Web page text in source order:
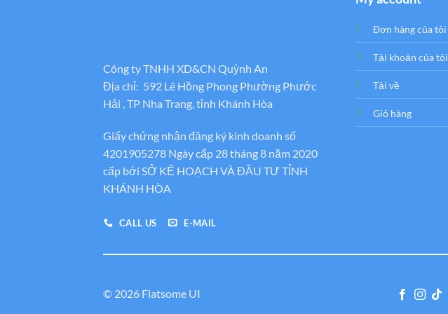
Công ty TNHH XD&CN Quỳnh An
Địa chỉ: 592 Lê Hồng Phong Phường Phước
Hải , TP Nha Trang, tỉnh Khánh Hòa
Giấy chứng nhận đăng ký kinh doanh số
4201905278 Ngày cấp 28 tháng 8 năm 2020
cấp bới SỞ KẾ HOẠCH VÀ ĐẦU TƯ TỈNH
KHÁNH HÒA
CALL US E-MAIL
Đơn hàng của tôi
Tải khoản của tôi
Tải về
Giỏ hàng
© 2026 Flatsome UI